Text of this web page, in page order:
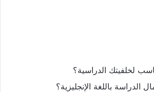
لخلفيتك الدراسية؟
الدراسة باللغة الإنجليزية؟